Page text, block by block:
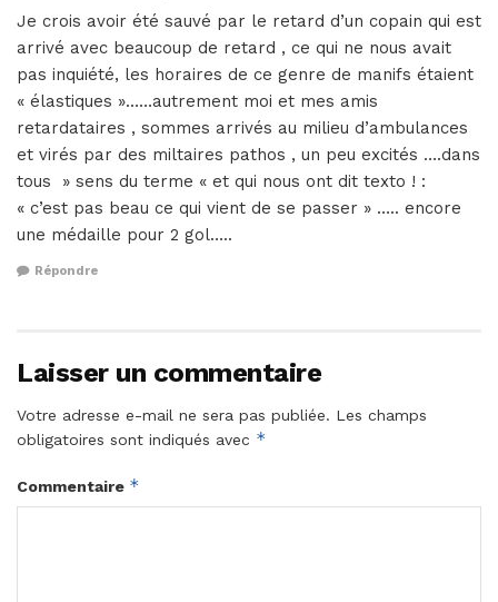
Je crois avoir été sauvé par le retard d’un copain qui est
arrivé avec beaucoup de retard , ce qui ne nous avait
pas inquiété, les horaires de ce genre de manifs étaient
« élastiques »……autrement moi et mes amis
retardataires , sommes arrivés au milieu d’ambulances
et virés par des miltaires pathos , un peu excités ….dans
tous » sens du terme « et qui nous ont dit texto ! :
« c’est pas beau ce qui vient de se passer » ….. encore
une médaille pour 2 gol…..
Répondre
Laisser un commentaire
Votre adresse e-mail ne sera pas publiée. Les champs
obligatoires sont indiqués avec *
Commentaire *